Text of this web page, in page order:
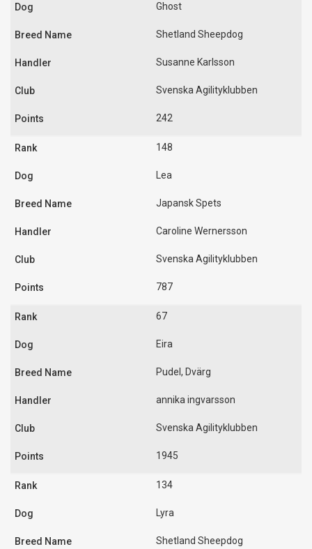
Ghost
Shetland Sheepdog
Susanne Karlsson
Svenska Agilityklubben
242
148
Lea
Japansk Spets
Caroline Wernersson
Svenska Agilityklubben
787
67
Eira
Pudel, Dvärg
annika ingvarsson
Svenska Agilityklubben
1945
134
Lyra
Shetland Sheepdog